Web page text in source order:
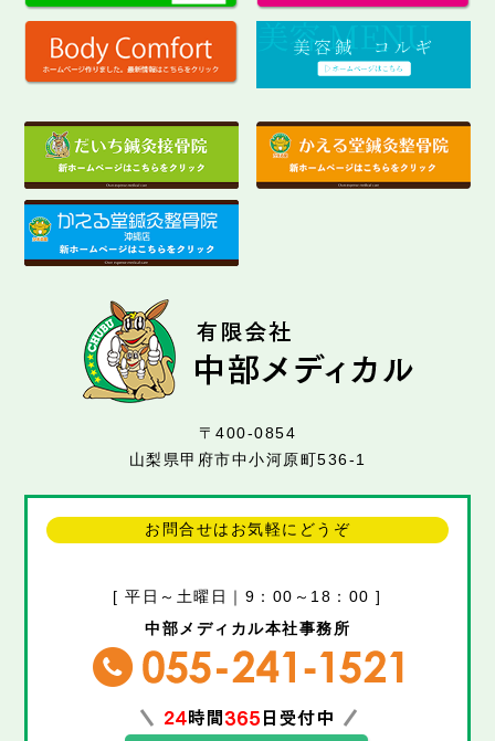
〒400-0854
山梨県甲府市中小河原町536-1
お問合せはお気軽にどうぞ
[ 平日～土曜日｜9：00～18：00 ]
中部メディカル本社事務所